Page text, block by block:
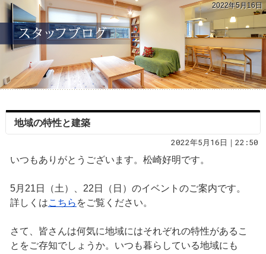
2022年5月16日
地域の特性と建築
2022年5月16日｜22:50
いつもありがとうございます。松崎好明です。
5月21日（土）、22日（日）のイベントのご案内です。
詳しくはこちら をご覧ください。
さて、皆さんは何気に地域にはそれぞれの特性があるこ
とをご存知でしょうか。いつも暮らしている地域にも